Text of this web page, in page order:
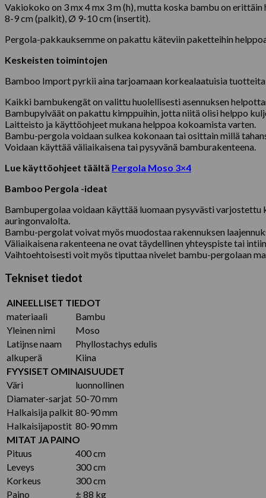
Vakiokoko on 3 mx 4 mx 3 m (h), mutta koska bambu on
8-9 cm (palkit), Ø 9-10 cm (insertit).
Pergola-pakkauksemme on pakattu käteviin paketteihin
Keskeisten toimintojen
Bamboo Import pyrkii aina tarjoamaan korkealaatuisia
Kaikki bambukengät on valittu huolellisesti asennuksen
Bambupylväät on pakattu kimppuihin, jotta niitä olisi helppo
Laitteisto ja käyttöohjeet mukana helppoa kokoamista varten.
Bambu-pergola voidaan sulkea kokonaan tai osittain millä
Voidaan käyttää väliaikaisena tai pysyvänä bamburakenteena.
Lue käyttöohjeet täältä Pergola Moso 3×4
Bamboo Pergola -ideat
Bambupergolaa voidaan käyttää luomaan pysyvästi
auringonvalolta.
Bambu-pergolat voivat myös muodostaa rakennuksen
Väliaikaisena rakenteena ne ovat täydellinen yhteyspiste tai
Vaihtoehtoisesti voit myös tiputtaa nivelet bambu-pergolaan
Tekniset tiedot
AINEELLISET TIEDOT
materiaali
Bambu
Yleinen nimi
Moso
Latijnse naam
Phyllostachys edulis
alkuperä
Kiina
FYYSISET OMINAISUUDET
Väri
luonnollinen
Diamater-sarjat 50-70 mm
Halkaisija palkit 80-90 mm
Halkaisijapostit 80-90 mm
MITAT JA PAINO
Pituus
400 cm
Leveys
300 cm
Korkeus
300 cm
Paino
± 88 kg